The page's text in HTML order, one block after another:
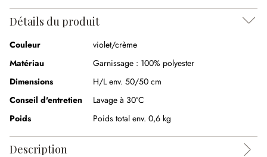
Détails du produit
Couleur
violet/crème
Matériau
Garnissage : 100% polyester
Dimensions
H/L env. 50/50 cm
Conseil d'entretien
Lavage à 30°C
Poids
Poids total env. 0,6 kg
Description